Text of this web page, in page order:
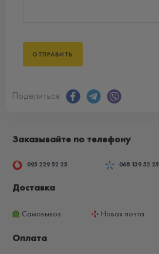
Поделиться:
Заказывайте по телефону
095 229 52 25 068 139 52 25
Доставка
Самовывоз Новая почта
Оплата